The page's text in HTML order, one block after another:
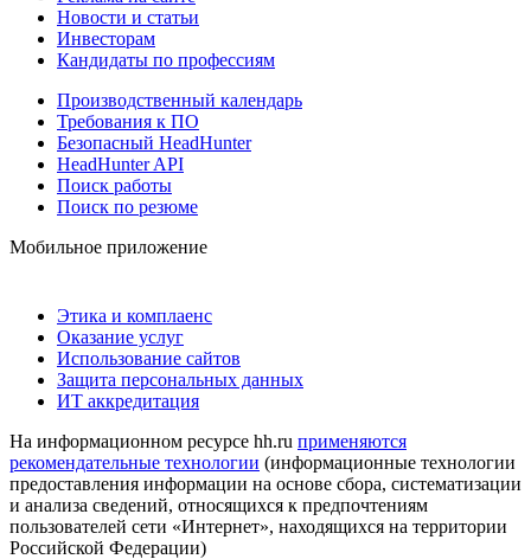
Новости и статьи
Инвесторам
Кандидаты по профессиям
Производственный календарь
Требования к ПО
Безопасный HeadHunter
HeadHunter API
Поиск работы
Поиск по резюме
Мобильное приложение
Этика и комплаенс
Оказание услуг
Использование сайтов
Защита персональных данных
ИТ аккредитация
На информационном ресурсе hh.ru применяются
рекомендательные технологии (информационные технологии
предоставления информации на основе сбора, систематизации
и анализа сведений, относящихся к предпочтениям
пользователей сети «Интернет», находящихся на территории
Российской Федерации)